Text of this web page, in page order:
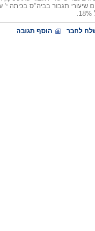
לחבר הוסף תגובה